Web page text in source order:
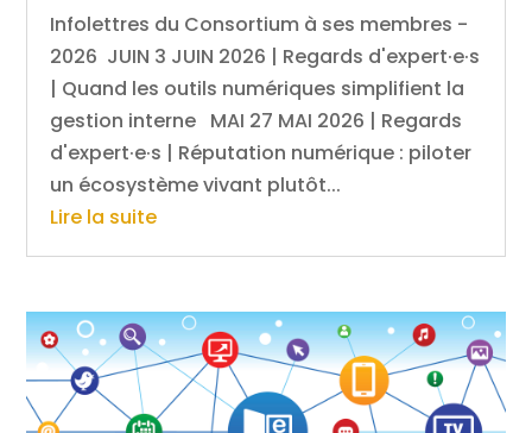
Infolettres du Consortium à ses membres -
2026 JUIN 3 JUIN 2026 | Regards d'expert·e·s
| Quand les outils numériques simplifient la
gestion interne MAI 27 MAI 2026 | Regards
d'expert·e·s | Réputation numérique : piloter
un écosystème vivant plutôt...
Lire la suite